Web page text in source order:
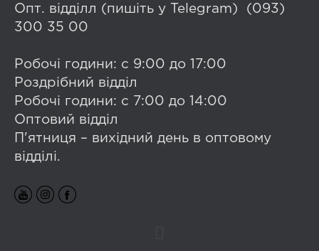
Опт. відділл (пишіть у Telegram) (093)
300 35 00
Робочі години: с 9:00 до 17:00
Роздрібний відділ
Робочі години: с 7:00 до 14:00
Оптовий відділ
П'ятниця – вихідний день в оптовому
відділі.